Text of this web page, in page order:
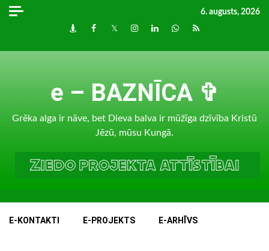
Skip
6. augusts, 2026
DraugiemFacebook
TwitterInstagram
LinkedInwhatsapp
RSS
e – BAZNĪCA ✞
Grēka alga ir nāve, bet Dieva balva ir mūžīga dzīvība Kristū
Jēzū, mūsu Kungā.
E-KONTAKTI E-PROJEKTS E-ARHĪVS